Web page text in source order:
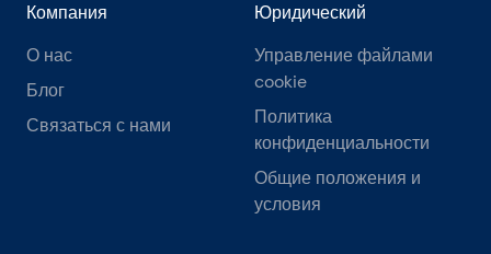
Компания
О нас
Блог
Связаться с нами
Юридический
Управление файлами
cookie
Политика
конфиденциальности
Общие положения и
условия